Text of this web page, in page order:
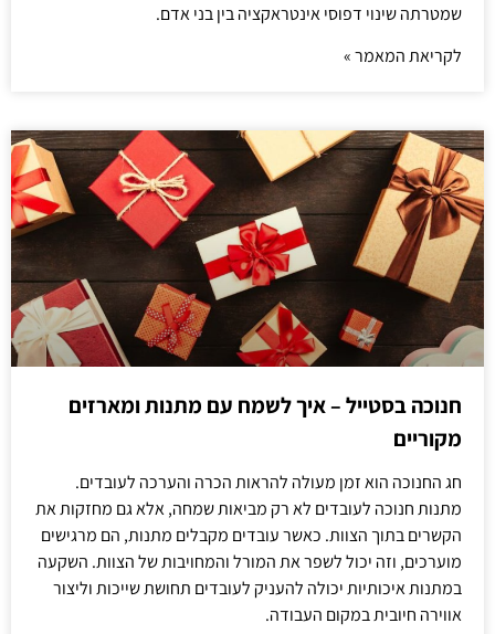
שמטרתה שינוי דפוסי אינטראקציה בין בני אדם.
לקריאת המאמר »
חנוכה בסטייל – איך לשמח עם מתנות ומארזים
מקוריים
חג החנוכה הוא זמן מעולה להראות הכרה והערכה לעובדים.
מתנות חנוכה לעובדים לא רק מביאות שמחה, אלא גם מחזקות את
הקשרים בתוך הצוות. כאשר עובדים מקבלים מתנות, הם מרגישים
מוערכים, וזה יכול לשפר את המורל והמחויבות של הצוות. השקעה
במתנות איכותיות יכולה להעניק לעובדים תחושת שייכות וליצור
אווירה חיובית במקום העבודה.